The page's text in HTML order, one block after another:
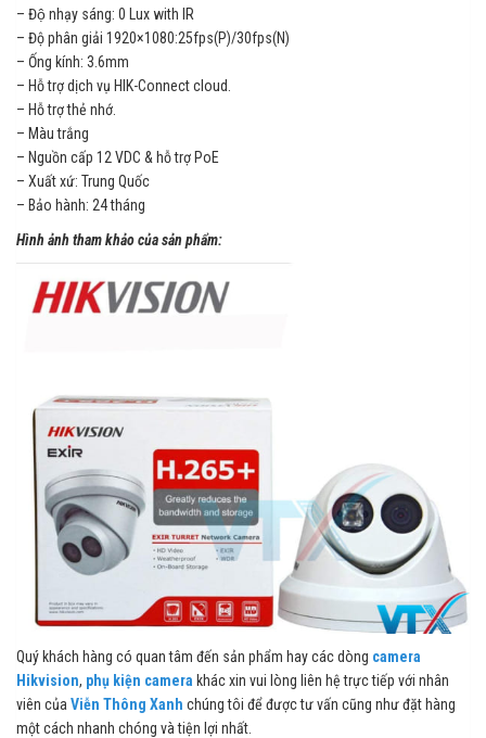
– Độ nhạy sáng: 0 Lux with IR
– Độ phân giải 1920×1080:25fps(P)/30fps(N)
– Ống kính: 3.6mm
– Hỗ trợ dịch vụ HIK-Connect cloud.
– Hỗ trợ thẻ nhớ.
– Màu trắng
– Nguồn cấp 12 VDC & hỗ trợ PoE
– Xuất xứ: Trung Quốc
– Bảo hành: 24 tháng
Hình ảnh tham khảo của sản phẩm:
Quý khách hàng có quan tâm đến sản phẩm hay các dòng camera
Hikvision, phụ kiện camera khác xin vui lòng liên hệ trực tiếp với nhân
viên của Viễn Thông Xanh chúng tôi để được tư vấn cũng như đặt hàng
một cách nhanh chóng và tiện lợi nhất.